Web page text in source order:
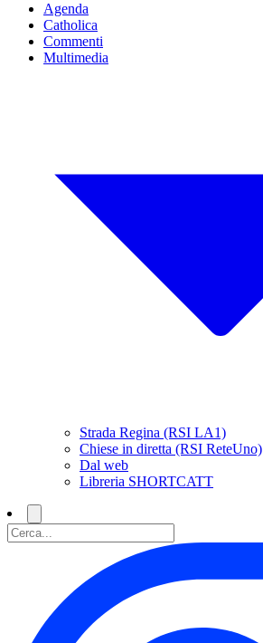
Agenda
Catholica
Commenti
Multimedia
Strada Regina (RSI LA1)
Chiese in diretta (RSI ReteUno)
Dal web
Libreria SHORTCATT